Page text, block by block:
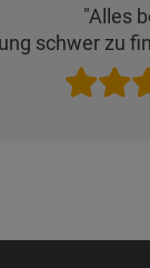
"Alles
schwer zu